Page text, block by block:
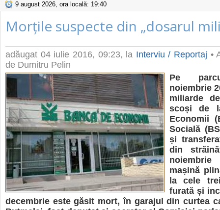
9 august 2026, ora locală: 19:40
Morțile suspecte din „dosarul
adăugat 04 iulie 2016, 09:23, la Interviu / Reportaj •
de Dumitru Pelin
Pe
noiem­brie
mili­arde
scoși de
Eco­no­mii
Soci­ală
și
din
mașină
la cele
furată și
decem­brie este găsit mort, în gara­jul din cur­tea